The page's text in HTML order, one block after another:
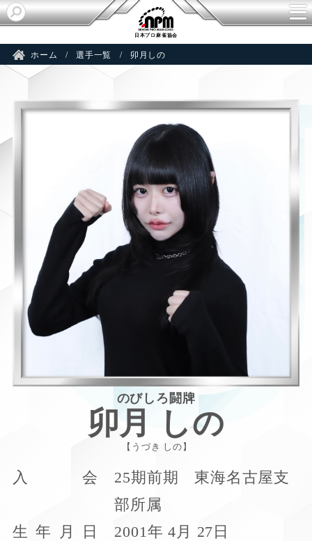
日本プロ麻雀協会
ホーム 選手一覧 卯月しの
のびしろ闘牌
卯月 しの
うづき しの
入 会
25期前期 東海名古屋支
部所属
生 年 月 日
2001年 4月 27日